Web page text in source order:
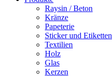
Raysin / Beton
Kränze
Papeterie
Sticker und Etiketten
Textilien
Holz
Glas
Kerzen